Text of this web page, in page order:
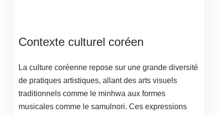
Contexte culturel coréen
La culture coréenne repose sur une grande diversité
de pratiques artistiques, allant des arts visuels
traditionnels comme le minhwa aux formes
musicales comme le samulnori. Ces expressions